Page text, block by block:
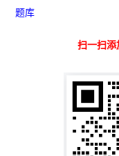
题库
扫一扫添